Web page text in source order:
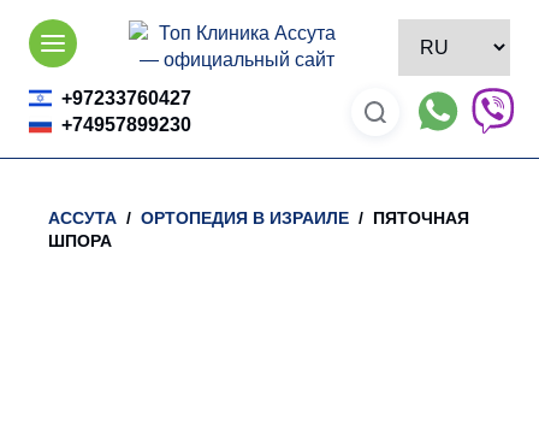
Skip
content
+97233760427
+74957899230
АССУТА / ОРТОПЕДИЯ В ИЗРАИЛЕ / ПЯТОЧНАЯ
ШПОРА